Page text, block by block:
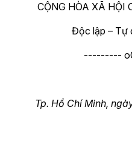
CỘNG HÒA XÃ HỘI
Độc lập – Tự
---------
Tp. Hồ Chí Minh,